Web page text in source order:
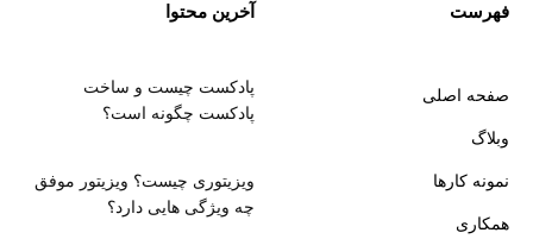
فهرست
صفحه اصلی
وبلاگ
نمونه کارها
همکاری
آخرین محتوا
پادکست چیست و ساخت
پادکست چگونه است؟
ویزیتوری چیست؟ ویزیتور موفق
چه ویژگی هایی دارد؟